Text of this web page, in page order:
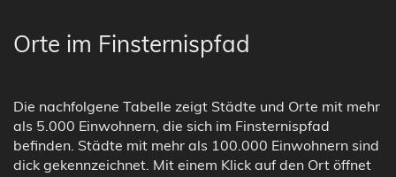
Orte im Finsternispfad
Die nachfolgene Tabelle zeigt Städte und Orte mit mehr
als 5.000 Einwohnern, die sich im Finsternispfad
befinden. Städte mit mehr als 100.000 Einwohnern sind
dick gekennzeichnet. Mit einem Klick auf den Ort öffnet